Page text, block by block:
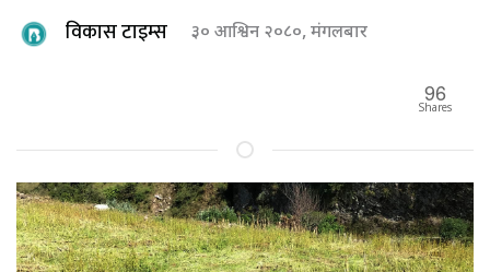
विकास टाइम्स ३० आश्विन २०८०, मंगलबार
96
Shares